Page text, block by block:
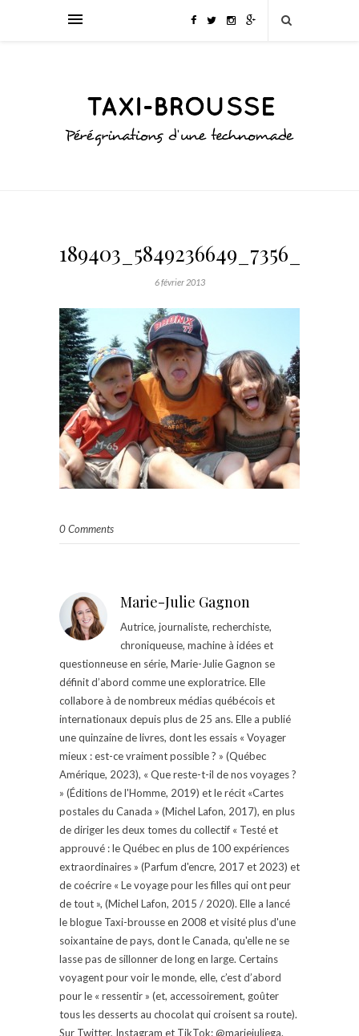
189403_5849236649_7356_n
6 février 2013
0 Comments
Marie-Julie Gagnon
Autrice, journaliste, recherchiste,
chroniqueuse, machine à idées et
questionneuse en série, Marie-Julie Gagnon se
définit d’abord comme une exploratrice. Elle
collabore à de nombreux médias québécois et
internationaux depuis plus de 25 ans. Elle a publié
une quinzaine de livres, dont les essais « Voyager
mieux : est-ce vraiment possible ? » (Québec
Amérique, 2023), « Que reste-t-il de nos voyages ?
» (Éditions de l'Homme, 2019) et le récit «Cartes
postales du Canada » (Michel Lafon, 2017), en plus
de diriger les deux tomes du collectif « Testé et
approuvé : le Québec en plus de 100 expériences
extraordinaires » (Parfum d'encre, 2017 et 2023) et
de coécrire « Le voyage pour les filles qui ont peur
de tout », (Michel Lafon, 2015 / 2020). Elle a lancé
le blogue Taxi-brousse en 2008 et visité plus d'une
soixantaine de pays, dont le Canada, qu'elle ne se
lasse pas de sillonner de long en large. Certains
voyagent pour voir le monde, elle, c’est d’abord
pour le « ressentir » (et, accessoirement, goûter
tous les desserts au chocolat qui croisent sa route).
Sur Twitter, Instagram et TikTok: @mariejuliega.